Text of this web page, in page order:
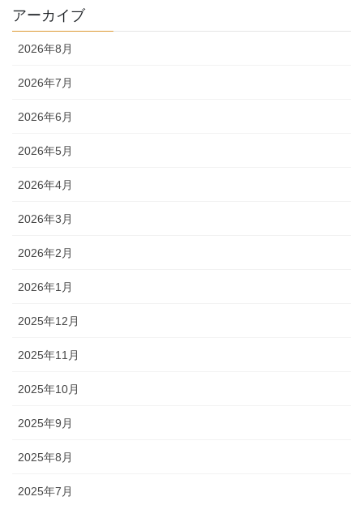
アーカイブ
2026年8月
2026年7月
2026年6月
2026年5月
2026年4月
2026年3月
2026年2月
2026年1月
2025年12月
2025年11月
2025年10月
2025年9月
2025年8月
2025年7月